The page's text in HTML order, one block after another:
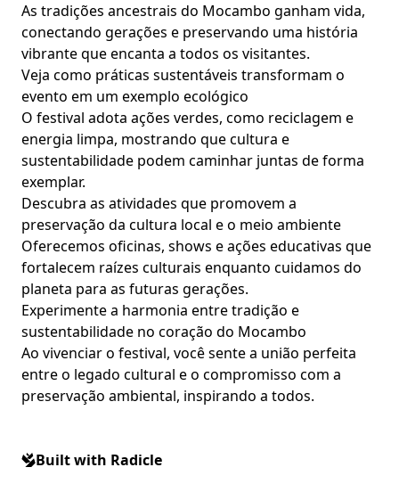
As tradições ancestrais do Mocambo ganham vida,
conectando gerações e preservando uma história
vibrante que encanta a todos os visitantes.
Veja como práticas sustentáveis transformam o
evento em um exemplo ecológico
O festival adota ações verdes, como reciclagem e
energia limpa, mostrando que cultura e
sustentabilidade podem caminhar juntas de forma
exemplar.
Descubra as atividades que promovem a
preservação da cultura local e o meio ambiente
Oferecemos oficinas, shows e ações educativas que
fortalecem raízes culturais enquanto cuidamos do
planeta para as futuras gerações.
Experimente a harmonia entre tradição e
sustentabilidade no coração do Mocambo
Ao vivenciar o festival, você sente a união perfeita
entre o legado cultural e o compromisso com a
preservação ambiental, inspirando a todos.
Built with Radicle